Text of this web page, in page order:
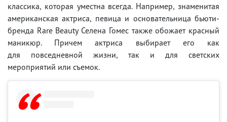
классика, которая уместна всегда. Например, знаменитая
американская актриса, певица и основательница бьюти-
бренда Rare Beauty Селена Гомес также обожает красный
маникюр. Причем актриса выбирает его как
для повседневной жизни, так и для светских
мероприятий или съемок.